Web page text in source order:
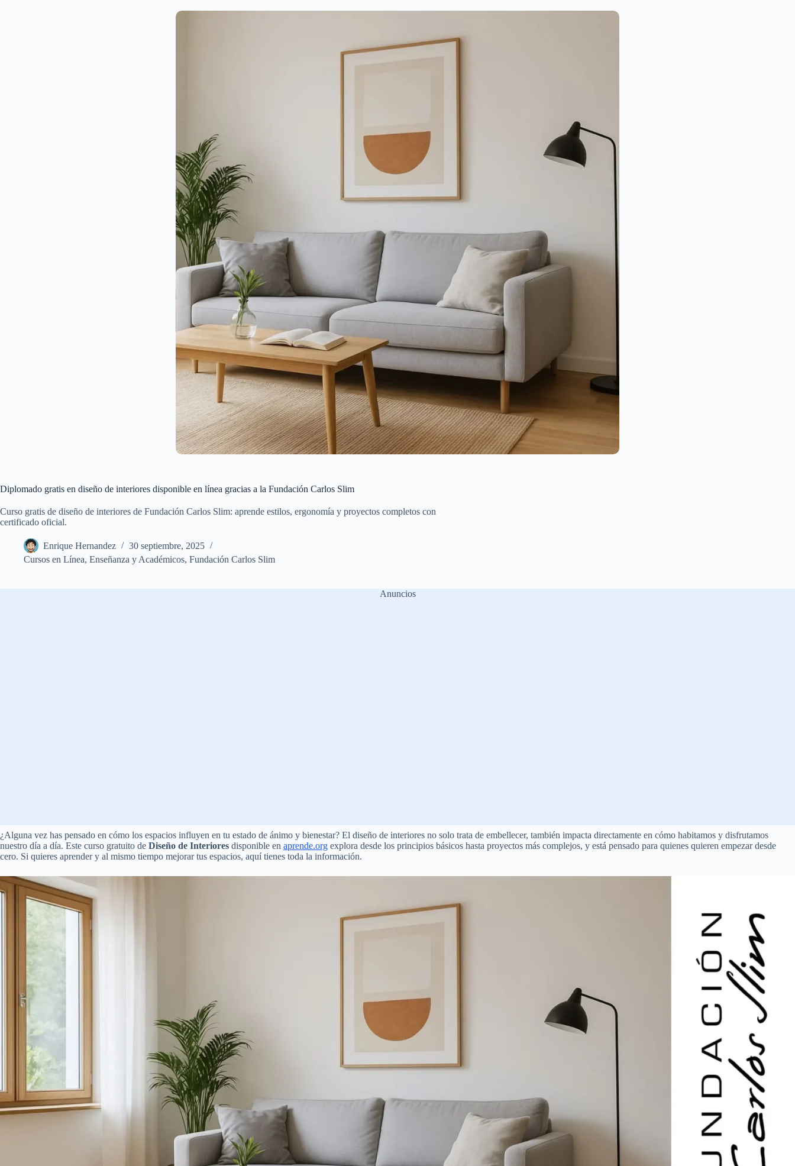
Diplomado gratis en diseño de interiores disponible en línea gracias a la Fundación Carlos Slim
Curso gratis de diseño de interiores de Fundación Carlos Slim: aprende estilos, ergonomía y proyectos completos con
certificado oficial.
Enrique Hernandez
30 septiembre, 2025
Cursos en Línea, Enseñanza y Académicos, Fundación Carlos Slim
Anuncios
¿Alguna vez has pensado en cómo los espacios influyen en tu estado de ánimo y bienestar? El diseño de interiores no solo trata de embellecer, también impacta directamente en cómo habitamos y disfrutamos
nuestro día a día. Este curso gratuito de Diseño de Interiores disponible en aprende.org explora desde los principios básicos hasta proyectos más complejos, y está pensado para quienes quieren empezar desde
cero. Si quieres aprender y al mismo tiempo mejorar tus espacios, aquí tienes toda la información.